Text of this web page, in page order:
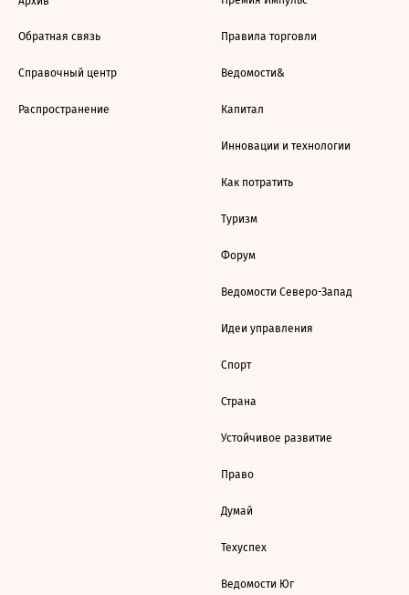
Обратная связь
Справочный центр
Распространение
Правила торговли
Ведомости&
Капитал
Инновации и технологии
Как потратить
Туризм
Форум
Ведомости Северо-Запад
Идеи управления
Спорт
Страна
Устойчивое развитие
Право
Думай
Техуспех
Ведомости Юг